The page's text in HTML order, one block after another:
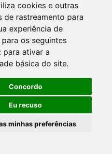
cookies e outras
de rastreamento para
experiência de
os seguintes
para ativar a
básica do site.
Concordo
Eu recuso
minhas preferências